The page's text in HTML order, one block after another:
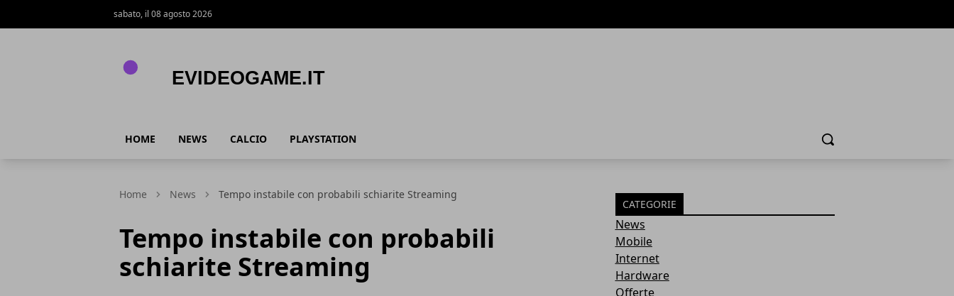
sabato, il 08 agosto 2026
HOME NEWS CALCIO PLAYSTATION Cerca
Home News Tempo instabile con probabili schiarite Streaming
Tempo instabile con probabili
schiarite Streaming
CATEGORIE
News
Mobile
Internet
Hardware
Offerte